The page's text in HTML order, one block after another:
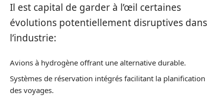
Il est capital de garder à l’œil certaines
évolutions potentiellement disruptives dans
l’industrie:
Avions à hydrogène offrant une alternative durable.
Systèmes de réservation intégrés facilitant la planification
des voyages.